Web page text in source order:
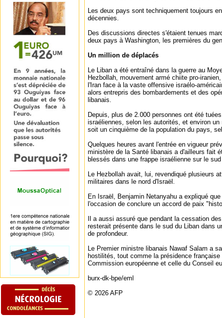
Les deux pays sont techniquement toujours
décennies.
Des discussions directes s'étaient tenues
deux pays à Washington, les premières du
Un million de déplacés
Le Liban a été entraîné dans la guerre au
Hezbollah, mouvement armé chiite pro-
l'Iran face à la vaste offensive israélo-
alors entrepris des bombardements et des
libanais.
Depuis, plus de 2.000 personnes ont été
israéliennes, selon les autorités, et environ
soit un cinquième de la population du pays,
Quelques heures avant l'entrée en vigueur
ministère de la Santé libanais a d'ailleurs fait
blessés dans une frappe israélienne sur le
Le Hezbollah avait, lui, revendiqué plusieurs
militaires dans le nord d'Israël.
En Israël, Benjamin Netanyahu a expliqué
l'occasion de conclure un accord de paix
Il a aussi assuré que pendant la cessation
resterait présente dans le sud du Liban dans
de profondeur.
Le Premier ministre libanais Nawaf Salam a
hostilités, tout comme la présidence
Commission européenne et celle du Conseil
burx-dk-bpe/eml
© 2026 AFP